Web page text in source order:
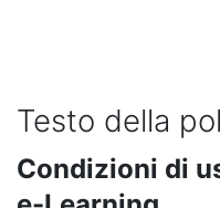
Testo della
Condizioni di